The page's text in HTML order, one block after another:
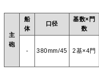
主
砲
船
体
口径
基数×門
数
- 380mm/45 2基×4門